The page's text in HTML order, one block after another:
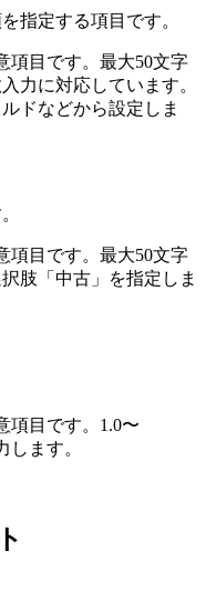
指定する項目です。
項目です。最大50文字
力に対応しています。
ドなどから設定しま
項目です。最大50文字
肢「中古」を指定しま
項目です。1.0〜
します。